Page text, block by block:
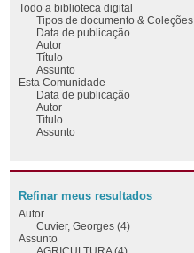
Todo a biblioteca digital
Tipos de documento & Coleções
Data de publicação
Autor
Título
Assunto
Esta Comunidade
Data de publicação
Autor
Título
Assunto
Refinar meus resultados
Autor
Cuvier, Georges (4)
Assunto